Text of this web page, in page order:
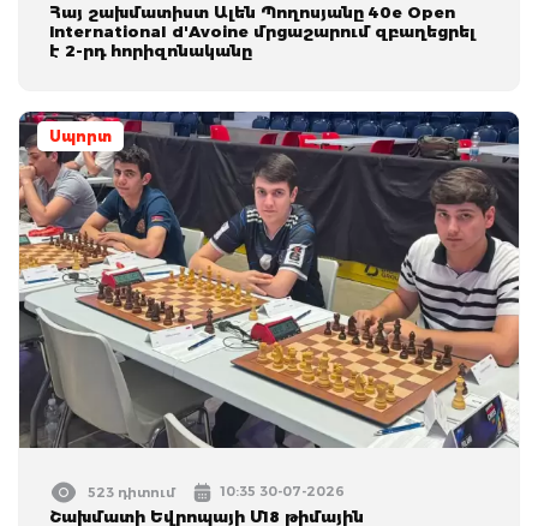
Հայ շախմատիստ Ալեն Պողոսյանը 40e Open
International d'Avoine մրցաշարում զբաղեցրել
է 2-րդ հորիզոնականը
Սպորտ
523 դիտում 10:35 30-07-2026
Շախմատի Եվրոպայի Մ18 թիմային